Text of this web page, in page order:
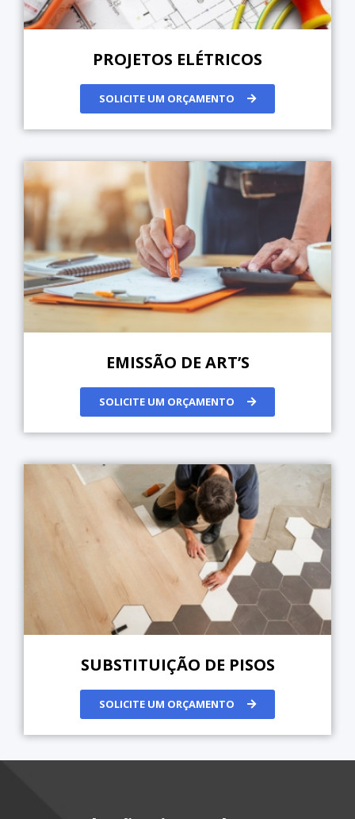
PROJETOS ELÉTRICOS
SOLICITE UM ORÇAMENTO
EMISSÃO DE ART’S
SOLICITE UM ORÇAMENTO
SUBSTITUIÇÃO DE PISOS
SOLICITE UM ORÇAMENTO